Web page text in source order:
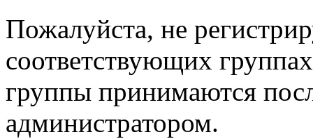
Пожалуйста, не
соответствующих
группы принимаются
администратором.